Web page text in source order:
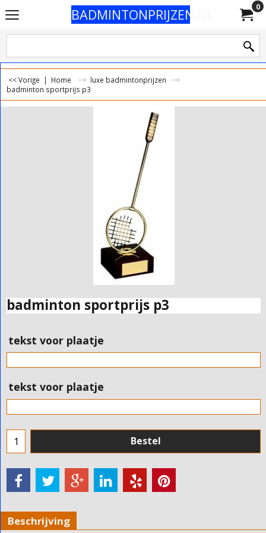
BADMINTONPRIJZEN.NL 0
<< Vorige | Home
luxe badmintonprijzen
badminton sportprijs p3
badminton sportprijs p3
tekst voor plaatje
tekst voor plaatje
Bestel
Beschrijving